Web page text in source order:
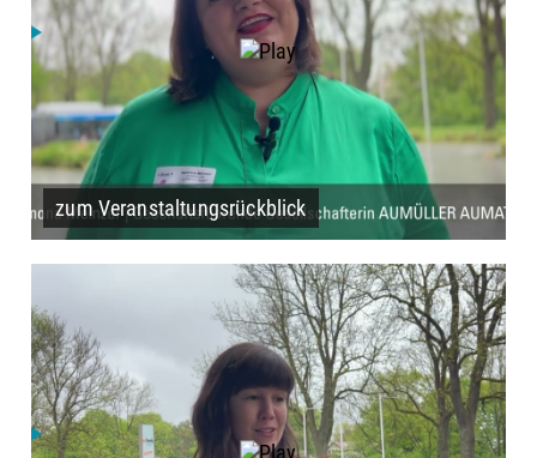
zum Veranstaltungsrückblick